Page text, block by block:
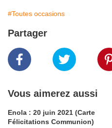
#Toutes occasions
Partager
Vous aimerez aussi
Enola : 20 juin 2021 (Carte
Félicitations Communion)